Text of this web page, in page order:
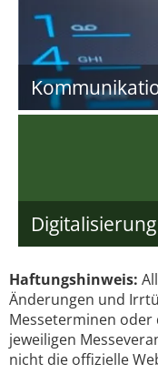
Digitalisierung
Haftungshinweis:
Änderungen und
Messeterminen
jeweiligen
nicht die offizielle